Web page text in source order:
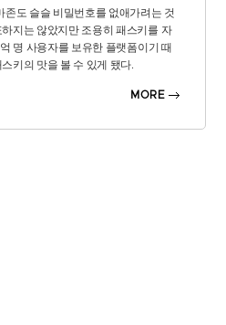
존도 슬슬 비밀번호를 없애가려는 것
지는 않았지만 조용히 패스키를 자
명 사용자를 보유한 플랫폼이기 때
키의 맛을 볼 수 있게 됐다.
패스키 기능을 도입했다. 아마존에서
MORE